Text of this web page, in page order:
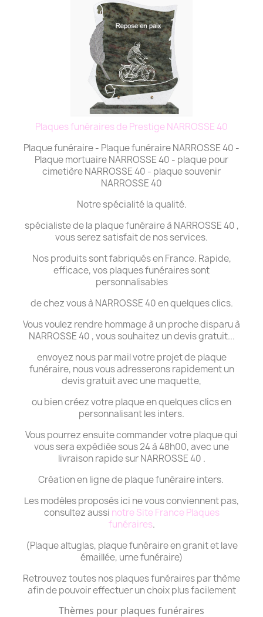
Plaques funéraires de Prestige NARROSSE 40
Plaque funéraire - Plaque funéraire NARROSSE 40 -
Plaque mortuaire NARROSSE 40 - plaque pour
cimetière NARROSSE 40 - plaque souvenir
NARROSSE 40
Notre spécialité la qualité.
spécialiste de la plaque funéraire à NARROSSE 40 ,
vous serez satisfait de nos services.
Nos produits sont fabriqués en France. Rapide,
efficace, vos plaques funéraires sont
personnalisables
de chez vous à NARROSSE 40 en quelques clics.
Vous voulez rendre hommage à un proche disparu à
NARROSSE 40 , vous souhaitez un devis gratuit...
envoyez nous par mail votre projet de plaque
funéraire, nous vous adresserons rapidement un
devis gratuit avec une maquette,
ou bien créez votre plaque en quelques clics en
personnalisant les inters.
Vous pourrez ensuite commander votre plaque qui
vous sera expédiée sous 24 à 48h00, avec une
livraison rapide sur NARROSSE 40 .
Création en ligne de plaque funéraire inters.
Les modèles proposés ici ne vous conviennent pas,
consultez aussi notre Site France Plaques
funéraires.
(Plaque altuglas, plaque funéraire en granit et lave
émaillée, urne funéraire)
Retrouvez toutes nos plaques funéraires par thème
afin de pouvoir effectuer un choix plus facilement
Thèmes pour plaques funéraires